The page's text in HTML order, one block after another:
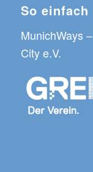
So einfach
MunichWays
City e.V.